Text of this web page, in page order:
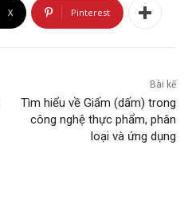
X Pinterest
Bài kế
Tìm hiểu về Giấm (dấm) trong
công nghệ thực phẩm, phân
loại và ứng dụng